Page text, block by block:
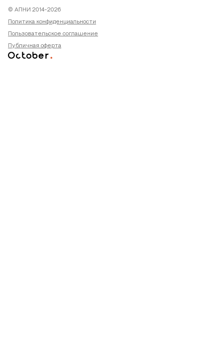
© АПНИ 2014-2026
Политика конфиденциальности
Пользовательское соглашение
Публичная оферта